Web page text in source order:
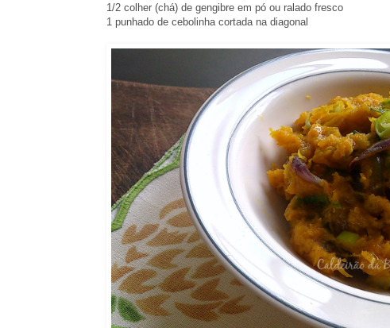
1/2 colher (chá) de gengibre em pó ou ralado fresco
1 punhado de cebolinha cortada na diagonal